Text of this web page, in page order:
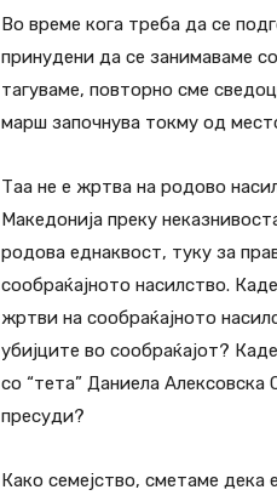
Во време кога треба да се
принудени да се занимаваме
тагуваме, повторно сме
марш започнува токму од
Таа не е жртва на родово
Македонија преку
родова еднаквост, туку за
сообраќајното насилство.
жртви на сообраќајното
убијците во сообраќајот?
со “тета” Даниела
пресуди?
Како семејство, сметаме